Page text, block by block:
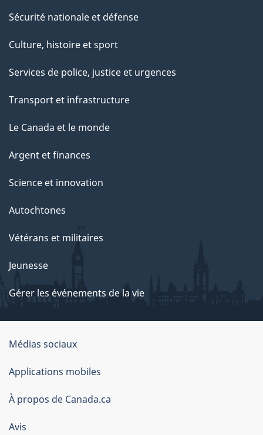
Sécurité nationale et défense
Culture, histoire et sport
Services de police, justice et urgences
Transport et infrastructure
Le Canada et le monde
Argent et finances
Science et innovation
Autochtones
Vétérans et militaires
Jeunesse
Gérer les événements de la vie
Organisation
du
gouvernement
du
Canada
Médias sociaux
Applications mobiles
À propos de Canada.ca
Avis